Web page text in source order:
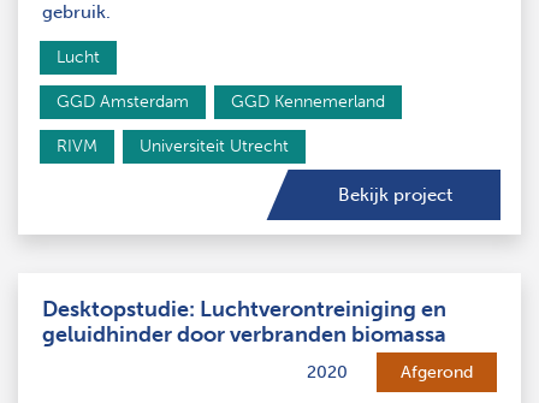
gebruik.
Lucht
GGD Amsterdam GGD Kennemerland
RIVM Universiteit Utrecht
Bekijk project
Desktopstudie: Luchtverontreiniging en
geluidhinder door verbranden biomassa
2020 Afgerond